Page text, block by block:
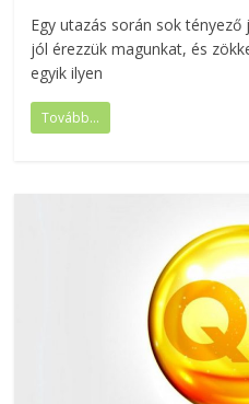
Egy utazás során sok
jól érezzük magunkat, és
egyik ilyen
Tovább...